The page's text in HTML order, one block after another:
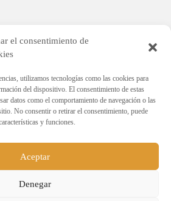
el consentimiento de
utilizamos tecnologías como las cookies para
del dispositivo. El consentimiento de estas
datos como el comportamiento de navegación o las
No consentir o retirar el consentimiento, puede
y funciones.
Aceptar
Denegar
reactivació econòmica en els municipis